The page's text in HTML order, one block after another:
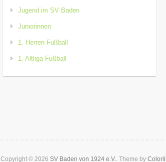
Jugend im SV Baden
Juniorinnen
1. Herren Fußball
1. Altliga Fußball
Copyright © 2026 SV Baden von 1924 e.V.. Theme by